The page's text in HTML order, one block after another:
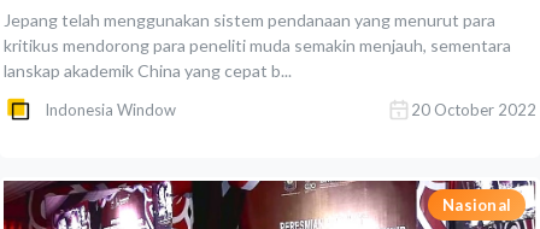
Jepang telah menggunakan sistem pendanaan yang menurut para
kritikus mendorong para peneliti muda semakin menjauh, sementara
lanskap akademik China yang cepat b...
Indonesia Window 20 October 2022
Nasional